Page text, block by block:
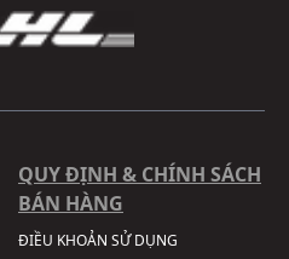
QUY ĐỊNH & CHÍNH SÁCH
BÁN HÀNG
ĐIỀU KHOẢN SỬ DỤNG